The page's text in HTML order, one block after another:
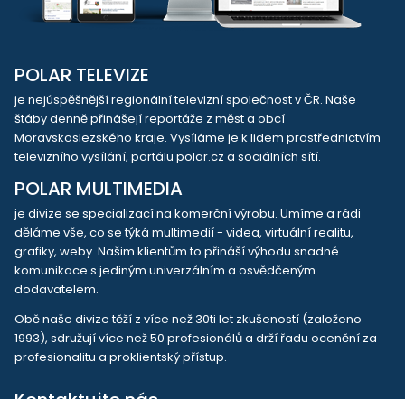
POLAR TELEVIZE
je nejúspěšnější regionální televizní společnost v ČR. Naše
štáby denně přinášejí reportáže z měst a obcí
Moravskoslezského kraje. Vysíláme je k lidem prostřednictvím
televizního vysílání, portálu polar.cz a sociálních sítí.
POLAR MULTIMEDIA
je divize se specializací na komerční výrobu. Umíme a rádi
děláme vše, co se týká multimedií - videa, virtuální realitu,
grafiky, weby. Našim klientům to přináší výhodu snadné
komunikace s jediným univerzálním a osvědčeným
dodavatelem.
Obě naše divize těží z více než 30ti let zkušeností (založeno
1993), sdružují více než 50 profesionálů a drží řadu ocenění za
profesionalitu a proklientský přístup.